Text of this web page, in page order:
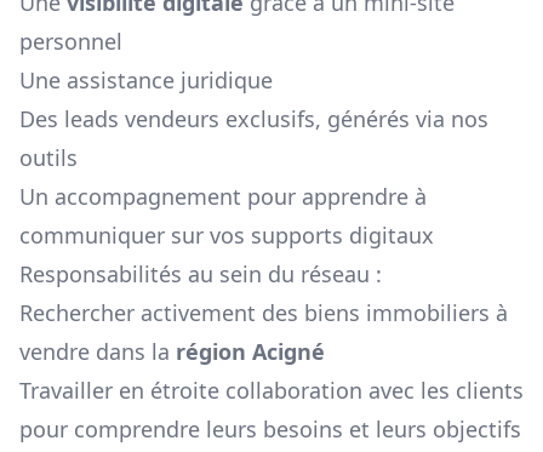
personnel
Une assistance juridique
Des leads vendeurs exclusifs, générés via nos
outils
Un accompagnement pour apprendre à
communiquer sur vos supports digitaux
Responsabilités au sein du réseau :
Rechercher activement des biens immobiliers à
vendre dans la région Acigné
Travailler en étroite collaboration avec les clients
pour comprendre leurs besoins et leurs objectifs